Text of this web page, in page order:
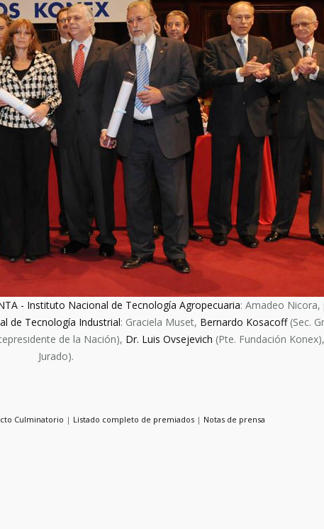
- Instituto Nacional de Tecnología Agropecuaria: Amadeo Nicora,
de Tecnología Industrial: Graciela Muset, Bernardo Kosacoff(Sec.
de la Nación), Dr. Luis Ovsejevich (Pte. Fundación Konex),
Jurado).
Culminatorio | Listado completo de premiados| Notas de prensa